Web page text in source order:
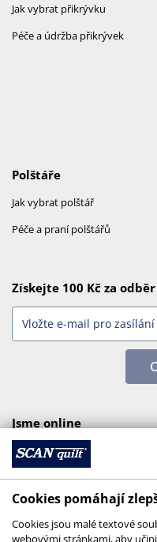
Jak vybrat přikrývku
Péče a údržba přikrývek
Polštáře
Jak vybrat polštář
Péče a praní polštářů
Získejte 100 Kč za
Jsme online
Cookies pomáhají
Cookies jsou malé textové
webovými stránkami, aby